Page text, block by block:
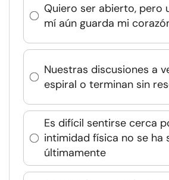
Quiero ser abierto, pero
mí aún guarda mi
Nuestras discusiones a
espiral o terminan sin
Es difícil sentirse cerca
intimidad física no se ha
últimamente